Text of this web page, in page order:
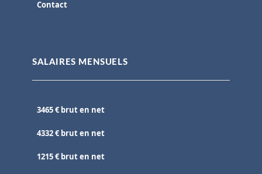
Contact
SALAIRES MENSUELS
3465 € brut en net
4332 € brut en net
1215 € brut en net